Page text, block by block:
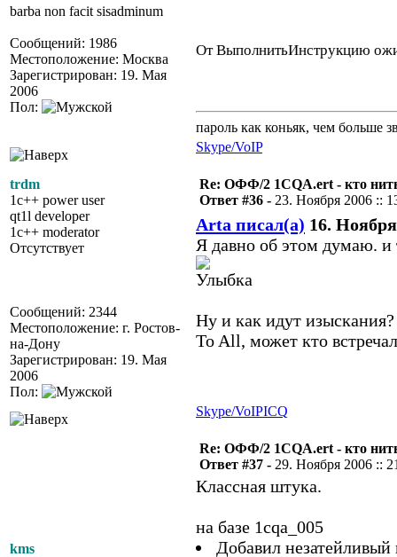
barba non facit sisadminum
Сообщений: 1986
Местоположение: Москва
Зарегистрирован: 19. Мая
2006
Пол:
От ВыполнитьИнструкцию
пароль как коньяк, чем больше
Skype/VoIP
trdm
1c++ power user
qt1l developer
1c++ moderator
Отсутствует
Сообщений: 2344
Местоположение: г. Ростов-
на-Дону
Зарегистрирован: 19. Мая
2006
Пол:
Re: ОФФ/2 1CQA.ert - кто
Ответ #36 - 23. Ноября 2006 ::
Arta писал(а) 16.
Я давно об этом думаю. и
Ну и как идут изыскания?
To All, может кто
Skype/VoIPICQ
kms
Re: ОФФ/2 1CQA.ert - кто
Ответ #37 - 29. Ноября 2006 ::
Классная штука.
на базе 1cqa_005
Добавил